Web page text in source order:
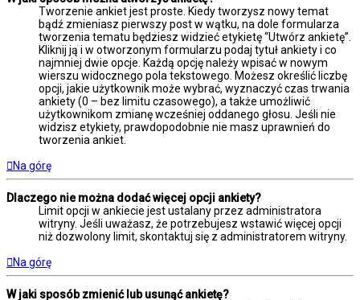
Tworzenie ankiet jest proste. Kiedy tworzysz nowy temat
bądź zmieniasz pierwszy post w wątku, na dole formularza
tworzenia tematu będziesz widzieć etykietę “Utwórz ankietę”.
Kliknij ją i w otworzonym formularzu podaj tytuł ankiety i co
najmniej dwie opcje. Każdą opcję należy wpisać w nowym
wierszu widocznego pola tekstowego. Możesz określić liczbę
opcji, jakie użytkownik może wybrać, wyznaczyć czas trwania
ankiety (0 – bez limitu czasowego), a także umożliwić
użytkownikom zmianę wcześniej oddanego głosu. Jeśli nie
widzisz etykiety, prawdopodobnie nie masz uprawnień do
tworzenia ankiet.
Na górę
Dlaczego nie można dodać więcej opcji ankiety?
Limit opcji w ankiecie jest ustalany przez administratora
witryny. Jeśli uważasz, że potrzebujesz wstawić więcej opcji
niż dozwolony limit, skontaktuj się z administratorem witryny.
Na górę
W jaki sposób zmienić lub usunąć ankietę?